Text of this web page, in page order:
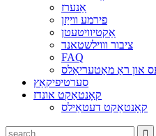
אַנערז
פירמע ווייַזן
אַקטיוויטעטן
ציבור וווילשטאנד
FAQ
און ראַ מאַטעריאַלס
סערטיפיקאַץ
קאָנטאַקט אונדז
קאָנטאַקט דעטאַילס